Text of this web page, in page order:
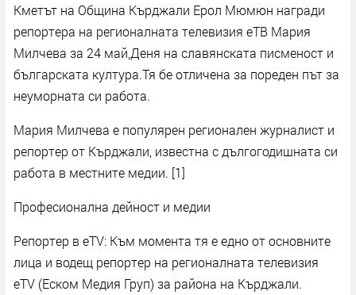
Кметът на Община Кърджали Ерол Мюмюн награди
репортера на регионалната телевизия еТВ Мария
Милчева за 24 май,Деня на славянската писменост и
българската култура.Тя бе отличена за пореден път за
неуморната си работа.
Мария Милчева е популярен регионален журналист и
репортер от Кърджали, известна с дългогодишната си
работа в местните медии. [1]
Професионална дейност и медии
Репортер в eTV: Към момента тя е едно от основните
лица и водещ репортер на регионалната телевизия
eTV (Еском Медия Груп) за района на Кърджали.